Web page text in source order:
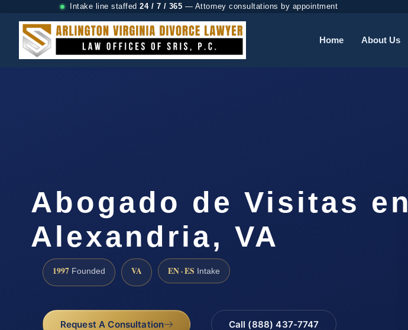
Intake line staffed 24 / 7 / 365 — Attorney consultations by appointment
Home About Us
Abogado de Visitas en
Alexandria, VA
1997 Founded VA EN · ES Intake
Request A Consultation Call (888) 437-7747